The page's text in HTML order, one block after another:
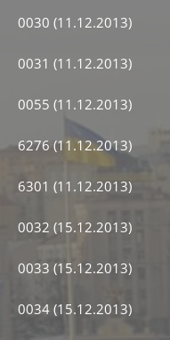
0030 (11.12.2013)
0031 (11.12.2013)
0055 (11.12.2013)
6276 (11.12.2013)
6301 (11.12.2013)
0032 (15.12.2013)
0033 (15.12.2013)
0034 (15.12.2013)